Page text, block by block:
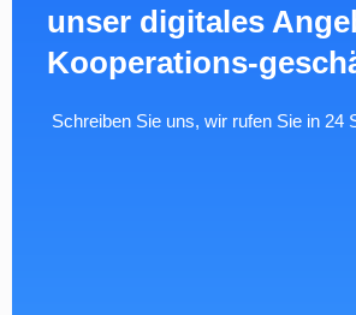
unser digitales
Kooperations-
Schreiben Sie uns, wir rufen Sie in 24